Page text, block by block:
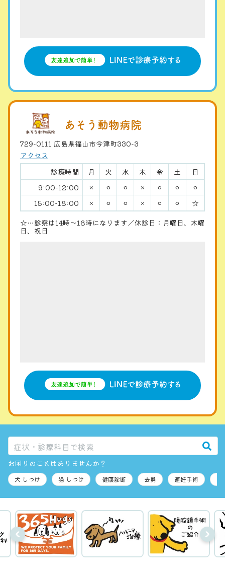
あそう動物病院
729-0111 広島県福山市今津町330-3
アクセス
診療時間
月 火 水 木 金 土
日
9:00-12:00
× ⚪︎ ⚪︎ × ⚪︎ ⚪︎
⚪︎
15:00-18:00
× ⚪︎ ⚪︎ × ⚪︎ ⚪︎
☆
☆…診察は14時〜18時になります／休診日：月曜日、木曜
日、祝日
お困りのことはありませんか？